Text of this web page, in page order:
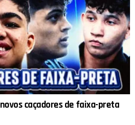
caçadores de faixa-preta